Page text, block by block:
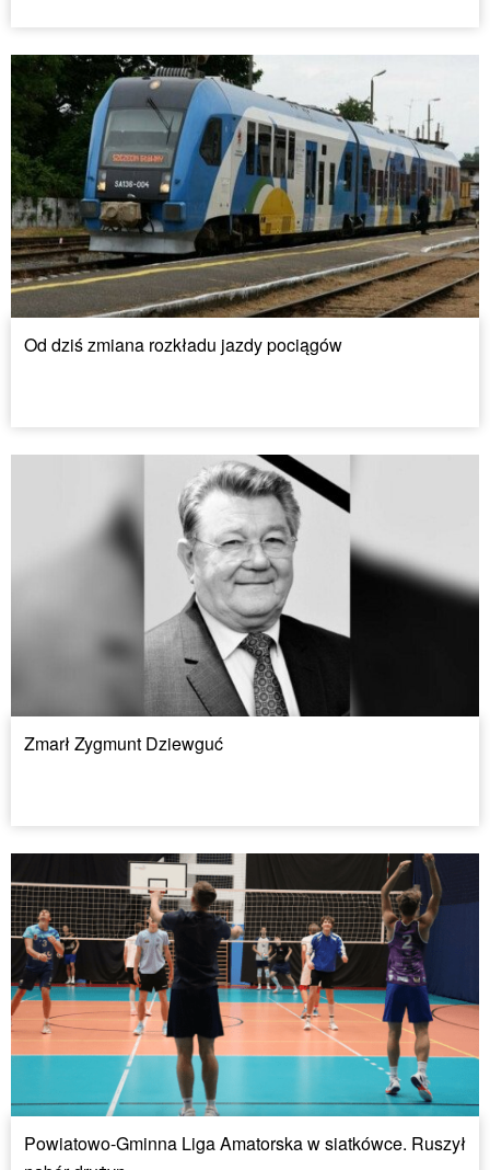
Od dziś zmiana rozkładu jazdy pociągów
Zmarł Zygmunt Dziewguć
Powiatowo-Gminna Liga Amatorska w siatkówce. Ruszył